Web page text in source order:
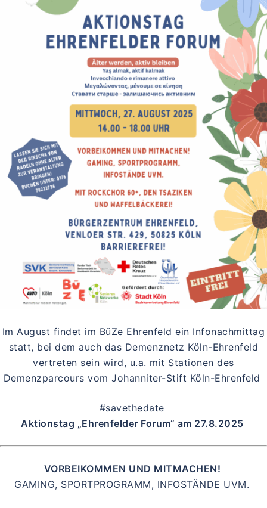
Im August findet im BüZe Ehrenfeld ein Infonachmittag
statt, bei dem auch das Demenznetz Köln-Ehrenfeld
vertreten sein wird, u.a. mit Stationen des
Demenzparcours vom Johanniter-Stift Köln-Ehrenfeld
#savethedate
Aktionstag „Ehrenfelder Forum“ am 27.8.2025
VORBEIKOMMEN UND MITMACHEN!
GAMING, SPORTPROGRAMM, INFOSTÄNDE UVM.